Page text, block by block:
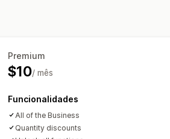
Premium
$10/ mês
Funcionalidades
All of the Business
Quantity discounts